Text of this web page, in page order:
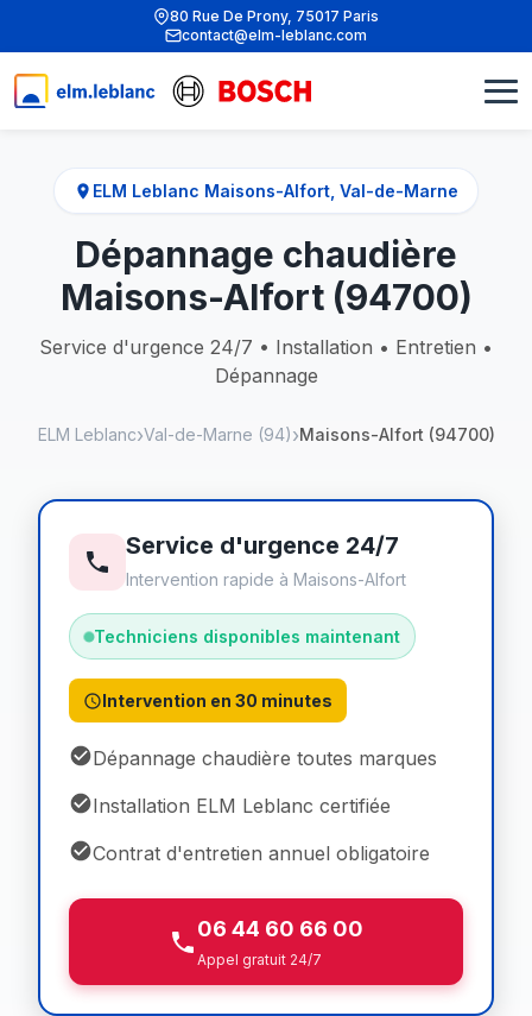
80 Rue De Prony, 75017 Paris
contact@elm-leblanc.com
ELM Leblanc Maisons-Alfort, Val-de-Marne
Dépannage chaudière
Maisons-Alfort (94700)
Service d'urgence 24/7 • Installation • Entretien •
Dépannage
ELM Leblanc Val-de-Marne (94) Maisons-Alfort (94700)
Service d'urgence 24/7
Intervention rapide à Maisons-Alfort
Techniciens disponibles maintenant
Intervention en 30 minutes
Dépannage chaudière toutes marques
Installation ELM Leblanc certifiée
Contrat d'entretien annuel obligatoire
06 44 60 66 00
Appel gratuit 24/7